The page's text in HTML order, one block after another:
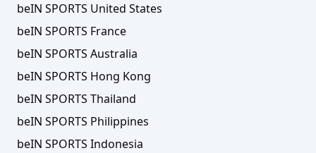
beIN SPORTS United States
beIN SPORTS France
beIN SPORTS Australia
beIN SPORTS Hong Kong
beIN SPORTS Thailand
beIN SPORTS Philippines
beIN SPORTS Indonesia